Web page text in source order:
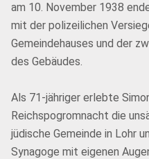
am 10. November 1938
mit der polizeilichen
Gemeindehauses und der
des Gebäudes.
Als 71-jähriger erlebte
Reichspogromnacht die
jüdische Gemeinde in Lohr
Synagoge mit eigenen